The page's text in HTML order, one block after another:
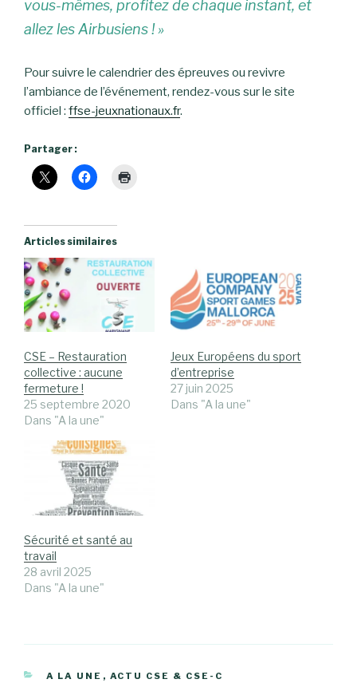
vous-mêmes, profitez de chaque instant, et
allez les Airbusiens ! »
Pour suivre le calendrier des épreuves ou revivre
l’ambiance de l’événement, rendez-vous sur le site
officiel : ffse-jeuxnationaux.fr.
Partager :
Articles similaires
CSE – Restauration
collective : aucune
fermeture !
25 septembre 2020
Dans "A la une"
Jeux Européens du sport
d’entreprise
27 juin 2025
Dans "A la une"
Sécurité et santé au
travail
28 avril 2025
Dans "A la une"
CATÉGORIES
A LA UNE , ACTU CSE & CSE-C